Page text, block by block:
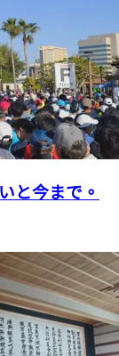
と今まで。